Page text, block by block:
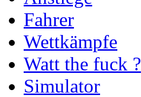
Fahrer
Wettkämpfe
Watt the fuck ?
Simulator